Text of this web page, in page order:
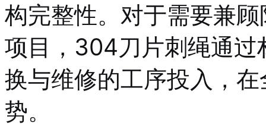
构完整性。对于需要兼
项目，304刀片刺绳通过
换与维修的工序投入，
势。